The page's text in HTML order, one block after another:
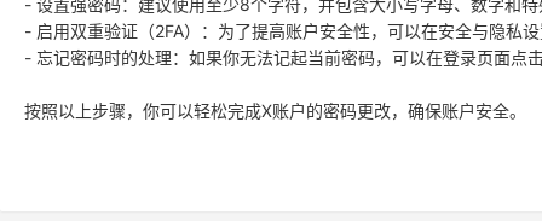
- 设置强密码：建议使用至少8个字符，并包含大小写字母、数字和特
- 启用双重验证（2FA）：为了提高账户安全性，可以在安全与隐私
- 忘记密码时的处理：如果你无法记起当前密码，可以在登录页面点
按照以上步骤，你可以轻松完成X账户的密码更改，确保账户安全。